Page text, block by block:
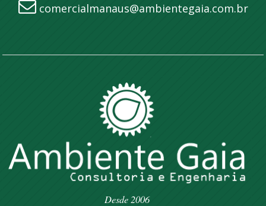
comercialmanaus@ambientegaia.com.br
Desde 2006